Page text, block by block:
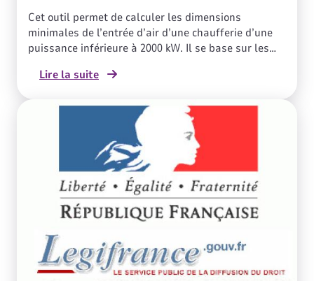
Cet outil permet de calculer les dimensions
minimales de l’entrée d’air d’une chaufferie d’une
puissance inférieure à 2000 kW. Il se base sur les
techniques relatives aux chaufferies, aux gaz et aux
le cas de l'amenée d'air par gaîne.
Lire la suite